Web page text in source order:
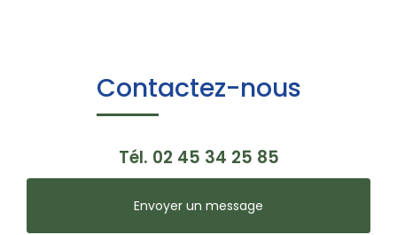
Contactez-nous
Tél. 02 45 34 25 85
Envoyer un message